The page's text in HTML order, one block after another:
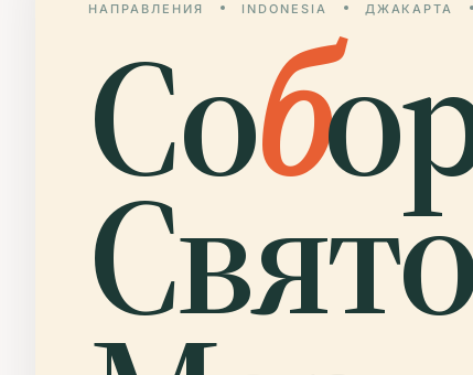
НАПРАВЛЕНИЯ INDONESIA ДЖАКАРТА
Соб